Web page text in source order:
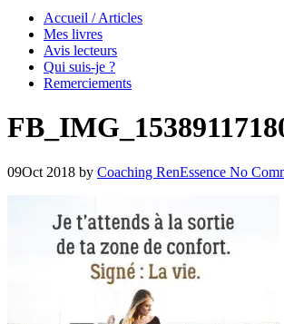
Accueil / Articles
Mes livres
Avis lecteurs
Qui suis-je ?
Remerciements
09Oct 2018 by Coaching RenEssence No